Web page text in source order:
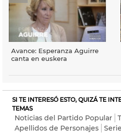
Avance: Esperanza Aguirre
canta en euskera
SI TE INTERESÓ ESTO, QUIZÁ TE
TEMAS
Noticias del Partido Popular
Apellidos de Personajes